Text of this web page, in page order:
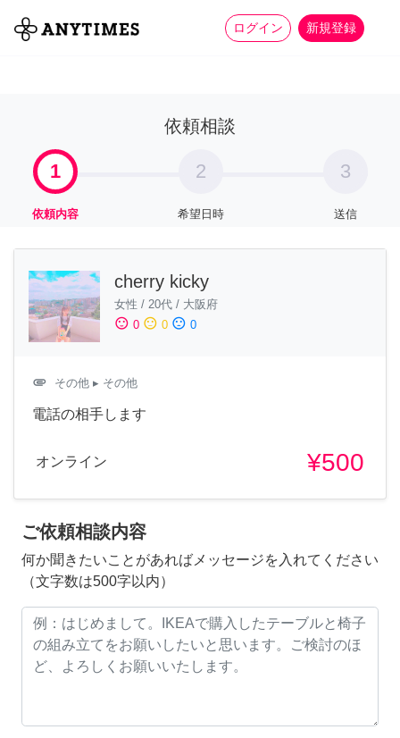
ログイン 新規登録
全て 家事 more_horiz
依頼相談
1
依頼内容
2
希望日時
3
送信
cherry kicky
女性 / 20代 / 大阪府
sentiment_satisfied 0 sentiment_neutral 0 sentiment_dissatisfied 0
attachment その他 ▸ その他
電話の相手します
オンライン ¥500
ご依頼相談内容
何か聞きたいことがあればメッセージを入れてください
（文字数は500字以内）